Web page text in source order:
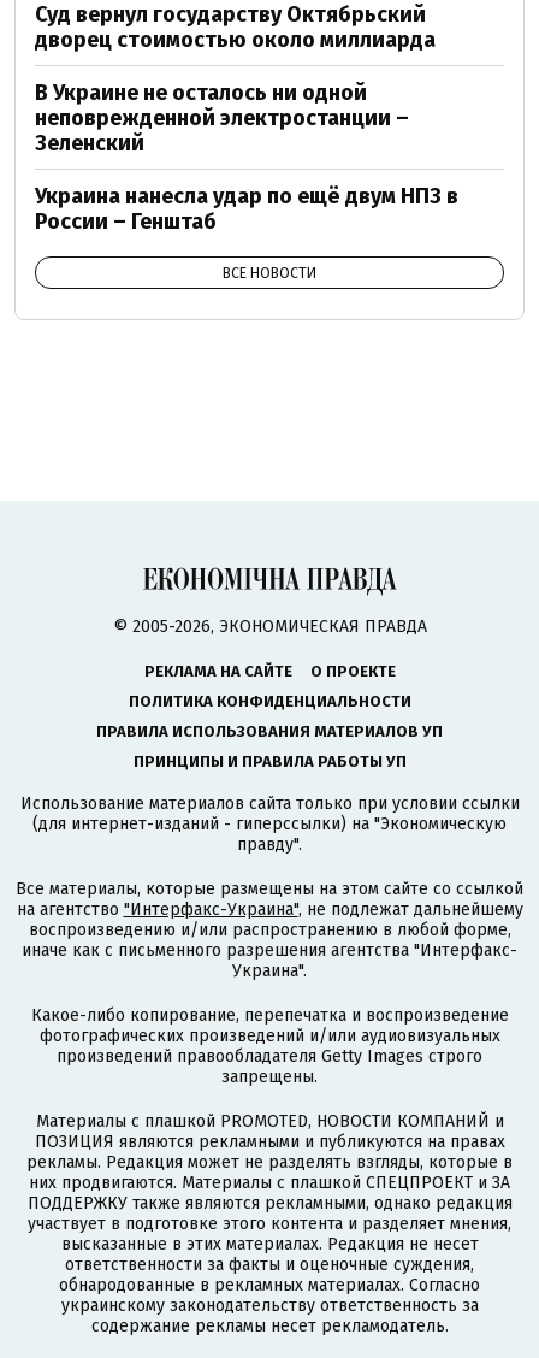
Суд вернул государству Октябрьский
дворец стоимостью около миллиарда
В Украине не осталось ни одной
неповрежденной электростанции –
Зеленский
Украина нанесла удар по ещё двум НПЗ в
России – Генштаб
ВСЕ НОВОСТИ
© 2005-2026, ЭКОНОМИЧЕСКАЯ ПРАВДА
РЕКЛАМА НА САЙТЕ
О ПРОЕКТЕ
ПОЛИТИКА КОНФИДЕНЦИАЛЬНОСТИ
ПРАВИЛА ИСПОЛЬЗОВАНИЯ МАТЕРИАЛОВ УП
ПРИНЦИПЫ И ПРАВИЛА РАБОТЫ УП
Использование материалов сайта только при условии ссылки
(для интернет-изданий - гиперссылки) на "Экономическую
правду".
Все материалы, которые размещены на этом сайте со ссылкой
на агентство "Интерфакс-Украина", не подлежат дальнейшему
воспроизведению и/или распространению в любой форме,
иначе как с письменного разрешения агентства "Интерфакс-
Украина".
Какое-либо копирование, перепечатка и воспроизведение
фотографических произведений и/или аудиовизуальных
произведений правообладателя Getty Images строго
запрещены.
Материалы с плашкой PROMOTED, НОВОСТИ КОМПАНИЙ и
ПОЗИЦИЯ являются рекламными и публикуются на правах
рекламы. Редакция может не разделять взгляды, которые в
них продвигаются. Материалы с плашкой СПЕЦПРОЕКТ и ЗА
ПОДДЕРЖКУ также являются рекламными, однако редакция
участвует в подготовке этого контента и разделяет мнения,
высказанные в этих материалах. Редакция не несет
ответственности за факты и оценочные суждения,
обнародованные в рекламных материалах. Согласно
украинскому законодательству ответственность за
содержание рекламы несет рекламодатель.